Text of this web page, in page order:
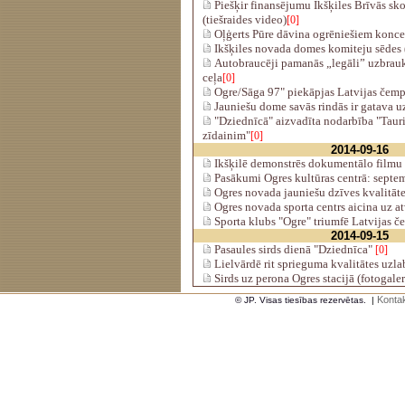
Piešķir finansējumu Ikšķiles Brīvās
(tiešraides video)[0]
Oļģerts Pūre dāvina ogrēniešiem
Ikšķiles novada domes komiteju
Autobraucēji pamanās „legāli”
ceļa[0]
Ogre/Sāga 97" piekāpjas Latvijas
Jauniešu dome savās rindās ir gatava
"Dziednīcā" aizvadīta nodarbība
zīdainim"[0]
2014-09-16
Ikšķilē demonstrēs dokumentālo filmu
Pasākumi Ogres kultūras centrā:
Ogres novada jauniešu dzīves
Ogres novada sporta centrs aicina uz
Sporta klubs "Ogre" triumfē Latvijas
2014-09-15
Pasaules sirds dienā "Dziednīca" [0]
Lielvārdē rit sprieguma kvalitātes
Sirds uz perona Ogres stacijā
© JP. Visas tiesības rezervētas. |